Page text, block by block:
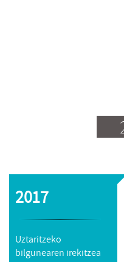
2017
Uztaritzeko
bilgunearen irekitzea